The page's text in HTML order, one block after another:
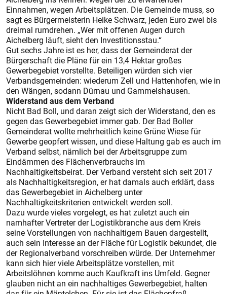
Einnahmen, wegen Arbeitsplätzen. Die Gemeinde muss, so
sagt es Bürgermeisterin Heike Schwarz, jeden Euro zwei bis
dreimal rumdrehen. „Wer mit offenen Augen durch
Aichelberg läuft, sieht den Investitionsstau.“
Gut sechs Jahre ist es her, dass der Gemeinderat der
Bürgerschaft die Pläne für ein 13,4 Hektar großes
Gewerbegebiet vorstellte. Beteiligen würden sich vier
Verbandsgemeinden: wiederum Zell und Hattenhofen, wie in
den Wängen, sodann Dürnau und Gammelshausen.
Widerstand aus dem Verband
Nicht Bad Boll, und daran zeigt sich der Widerstand, den es
gegen das Gewerbegebiet immer gab. Der Bad Boller
Gemeinderat wollte mehrheitlich keine Grüne Wiese für
Gewerbe geopfert wissen, und diese Haltung gab es auch im
Verband selbst, nämlich bei der Arbeitsgruppe zum
Eindämmen des Flächenverbrauchs im
Nachhaltigkeitsbeirat. Der Verband versteht sich seit 2017
als Nachhaltigkeitsregion, er hat damals auch erklärt, dass
das Gewerbegebiet in Aichelberg unter
Nachhaltigkeitskriterien entwickelt werden soll.
Dazu wurde vieles vorgelegt, es hat zuletzt auch ein
namhafter Vertreter der Logistikbranche aus dem Kreis
seine Vorstellungen von nachhaltigem Bauen dargestellt,
auch sein Interesse an der Fläche für Logistik bekundet, die
der Regionalverband vorschreiben würde. Der Unternehmer
kann sich hier viele Arbeitsplätze vorstellen, mit
Arbeitslöhnen komme auch Kaufkraft ins Umfeld. Gegner
glauben nicht an ein nachhaltiges Gewerbegebiet, halten